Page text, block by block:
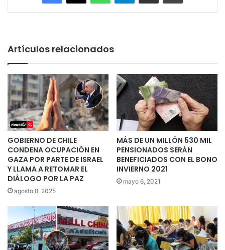
Artículos relacionados
GOBIERNO DE CHILE
CONDENA OCUPACIÓN EN
GAZA POR PARTE DE ISRAEL
Y LLAMA A RETOMAR EL
DIÁLOGO POR LA PAZ
agosto 8, 2025
MÁS DE UN MILLÓN 530 MIL
PENSIONADOS SERÁN
BENEFICIADOS CON EL BONO
INVIERNO 2021
mayo 6, 2021